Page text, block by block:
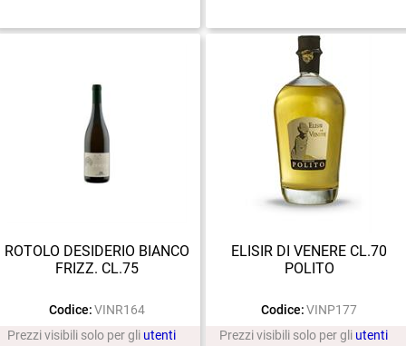
ROTOLO DESIDERIO BIANCO
FRIZZ. CL.75
Codice: VINR164
Prezzi visibili solo per gli utenti
ELISIR DI VENERE CL.70
POLITO
Codice: VINP177
Prezzi visibili solo per gli utenti